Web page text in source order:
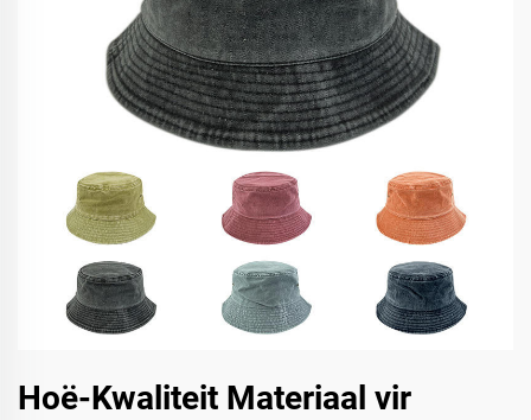
Hoë-Kwaliteit Materiaal vir